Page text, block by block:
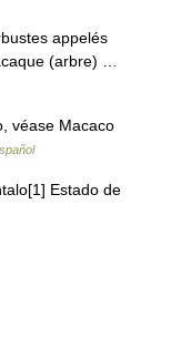
appelés
(arbre) …
véase Macaco
Estado de